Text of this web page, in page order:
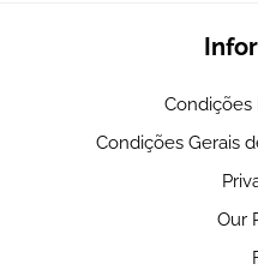
Condições Gerais
Our